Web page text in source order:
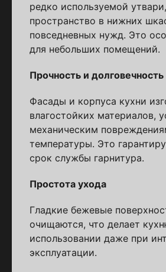
редко используемой
пространство в нижних
повседневных нужд. Это
для небольших помещений.
Прочность и долговечность
Фасады и корпуса кухни
влагостойких материалов,
механическим
температуры. Это
срок службы гарнитура.
Простота ухода
Гладкие бежевые
очищаются, что делает
использовании даже при
эксплуатации.